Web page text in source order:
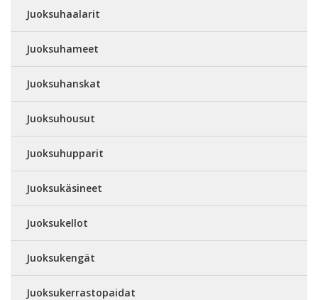
Juoksuhaalarit
Juoksuhameet
Juoksuhanskat
Juoksuhousut
Juoksuhupparit
Juoksukäsineet
Juoksukellot
Juoksukengät
Juoksukerrastopaidat